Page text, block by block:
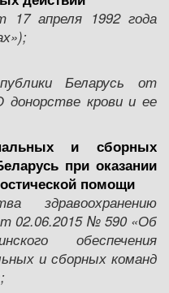
17 апреля 1992 года
);
Беларусь от
крови и ее
и сборных
при оказании
помощи
здравоохранению
02.06.2015 № 590 «Об
обеспечения
и сборных команд
;